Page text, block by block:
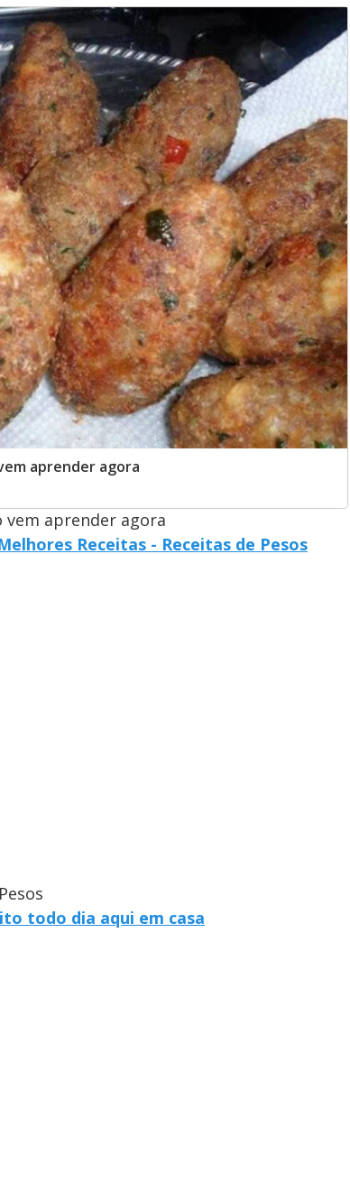
aprender agora
vem aprender agora
Receitas - Receitas de Pesos
todo dia aqui em casa